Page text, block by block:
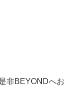
非BEYONDへお